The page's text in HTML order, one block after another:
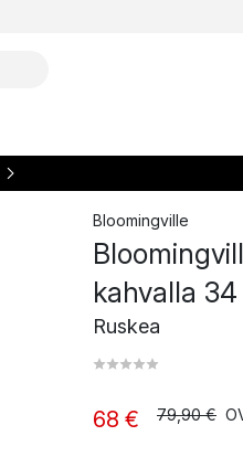
Bloomingville
kahvalla
Ruskea
68 € 79,90 €